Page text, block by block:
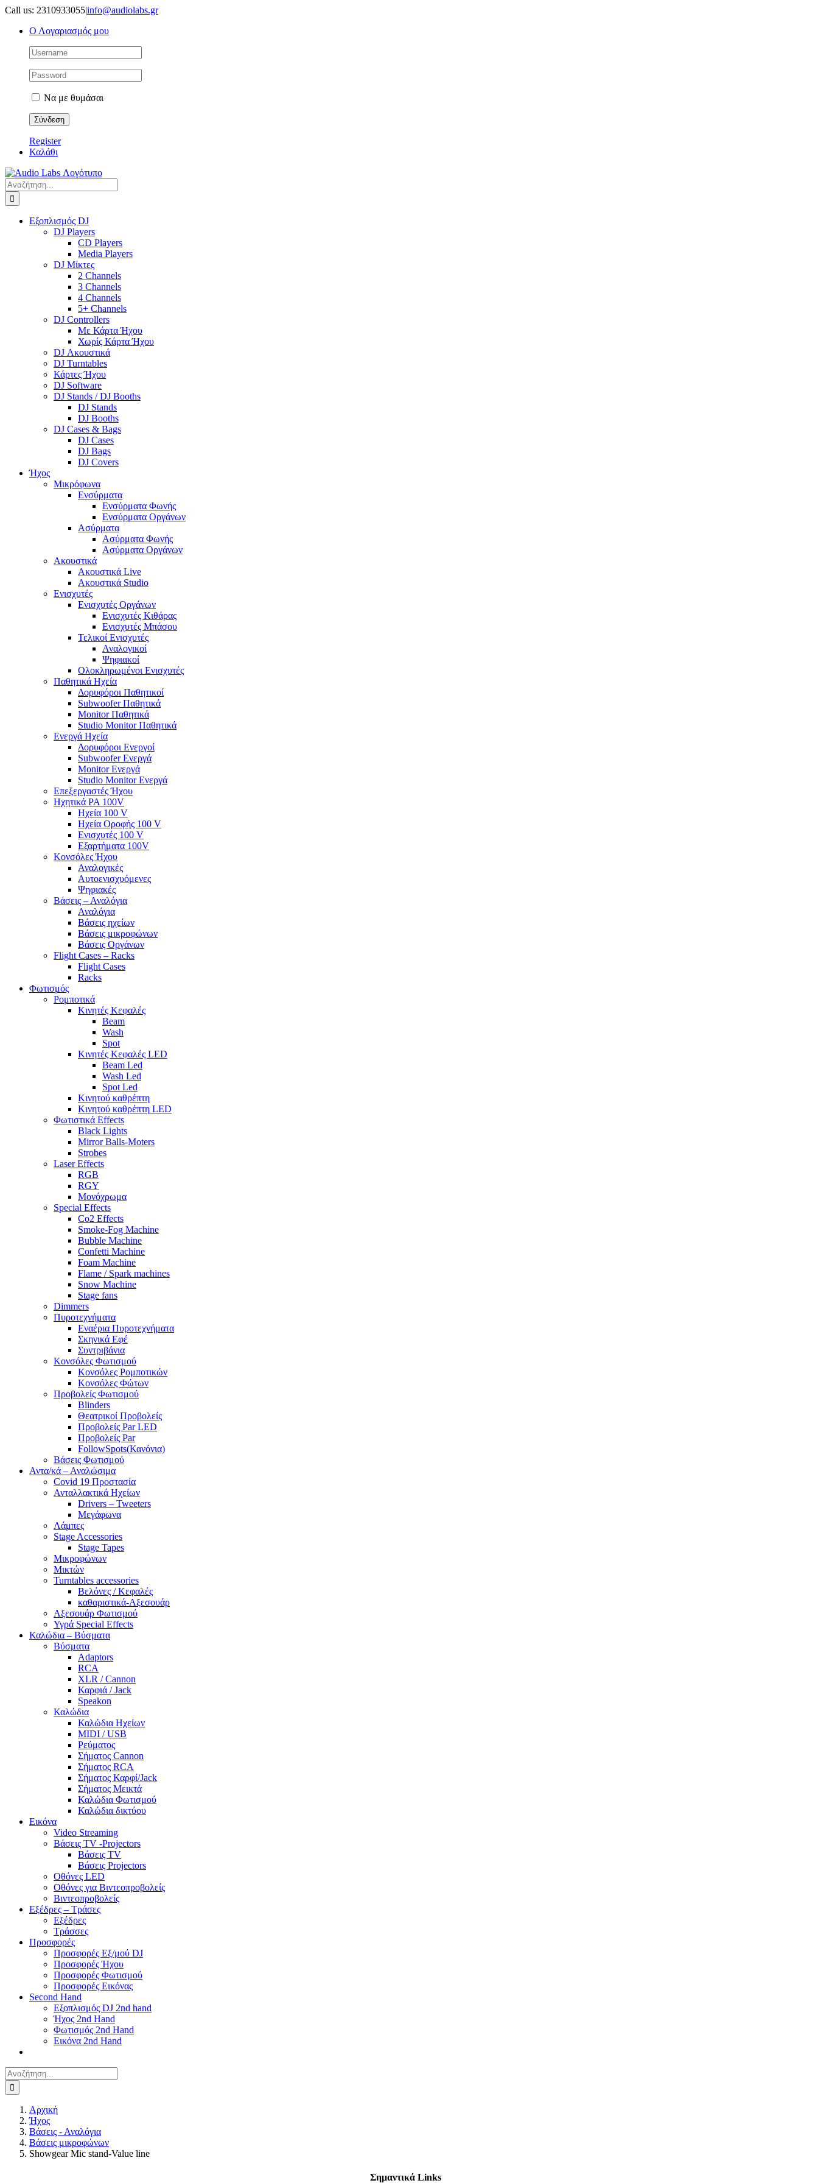
Μετάβαση
περιεχόμενο
Call us: 2310933055|info@audiolabs.gr
Ο Λογαριασμός μου
Να με θυμάσαι
Register
Καλάθι
Αναζήτηση
για:
Εξοπλισμός DJ
DJ Players
CD Players
Media Players
DJ Μίκτες
2 Channels
3 Channels
4 Channels
5+ Channels
DJ Controllers
Με Κάρτα Ήχου
Χωρίς Κάρτα Ήχου
DJ Ακουστικά
DJ Turntables
Κάρτες Ήχου
DJ Software
DJ Stands / DJ Booths
DJ Stands
DJ Booths
DJ Cases & Bags
DJ Cases
DJ Bags
DJ Covers
Ήχος
Μικρόφωνα
Ενσύρματα
Ενσύρματα Φωνής
Ενσύρματα Οργάνων
Ασύρματα
Ασύρματα Φωνής
Ασύρματα Οργάνων
Ακουστικά
Ακουστικά Live
Ακουστικά Studio
Ενισχυτές
Ενισχυτές Οργάνων
Ενισχυτές Κιθάρας
Ενισχυτές Μπάσου
Τελικοί Ενισχυτές
Αναλογικοί
Ψηφιακοί
Ολοκληρωμένοι Ενισχυτές
Παθητικά Ηχεία
Δορυφόροι Παθητικοί
Subwoofer Παθητικά
Monitor Παθητικά
Studio Monitor Παθητικά
Ενεργά Ηχεία
Δορυφόροι Ενεργοί
Subwoofer Ενεργά
Monitor Ενεργά
Studio Monitor Ενεργά
Επεξεργαστές Ήχου
Ηχητικά PA 100V
Ηχεία 100 V
Ηχεία Οροφής 100 V
Ενισχυτές 100 V
Εξαρτήματα 100V
Κονσόλες Ήχου
Αναλογικές
Αυτοενισχυόμενες
Ψηφιακές
Βάσεις – Αναλόγια
Αναλόγια
Βάσεις ηχείων
Βάσεις μικροφώνων
Βάσεις Οργάνων
Flight Cases – Racks
Flight Cases
Racks
Φωτισμός
Ρομποτικά
Κινητές Κεφαλές
Beam
Wash
Spot
Κινητές Κεφαλές LED
Beam Led
Wash Led
Spot Led
Κινητού καθρέπτη
Κινητού καθρέπτη LED
Φωτιστικά Effects
Black Lights
Mirror Balls-Moters
Strobes
Laser Effects
RGB
RGY
Μονόχρωμα
Special Effects
Co2 Effects
Smoke-Fog Machine
Bubble Machine
Confetti Machine
Foam Machine
Flame / Spark machines
Snow Machine
Stage fans
Dimmers
Πυροτεχνήματα
Εναέρια Πυροτεχνήματα
Σκηνικά Εφέ
Συντριβάνια
Κονσόλες Φωτισμού
Κονσόλες Ρομποτικών
Κονσόλες Φώτων
Προβολείς Φωτισμού
Blinders
Θεατρικοί Προβολείς
Προβολείς Par LED
Προβολείς Par
FollowSpots(Κανόνια)
Βάσεις Φωτισμού
Αντα/κά – Αναλώσιμα
Covid 19 Προστασία
Ανταλλακτικά Ηχείων
Drivers – Tweeters
Μεγάφωνα
Λάμπες
Stage Accessories
Stage Tapes
Μικροφώνων
Μικτών
Turntables accessories
Βελόνες / Κεφαλές
καθαριστικά-Αξεσουάρ
Αξεσουάρ Φωτισμού
Υγρά Special Effects
Καλώδια – Βύσματα
Βύσματα
Adaptors
RCA
XLR / Cannon
Καρφιά / Jack
Speakon
Καλώδια
Καλώδια Ηχείων
MIDI / USB
Ρεύματος
Σήματος Cannon
Σήματος RCA
Σήματος Καρφί/Jack
Σήματος Μεικτά
Καλώδια Φωτισμού
Καλώδια δικτύου
Εικόνα
Video Streaming
Βάσεις TV -Projectors
Βάσεις TV
Βάσεις Projectors
Οθόνες LED
Οθόνες για Βιντεοπροβολείς
Βιντεοπροβολείς
Εξέδρες – Τράσες
Εξέδρες
Τράσσες
Προσφορές
Προσφορές Εξ/μού DJ
Προσφορές Ήχου
Προσφορές Φωτισμού
Προσφορές Εικόνας
Second Hand
Εξοπλισμός DJ 2nd hand
Ήχος 2nd Hand
Φωτισμός 2nd Hand
Εικόνα 2nd Hand
Αναζήτηση
για:
Αρχική
Ήχος
Βάσεις - Αναλόγια
Βάσεις μικροφώνων
Showgear Mic stand-Value line
Σημαντικά Links